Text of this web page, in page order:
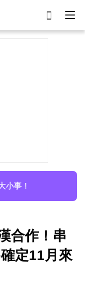
小事！
合作！串
定11月來